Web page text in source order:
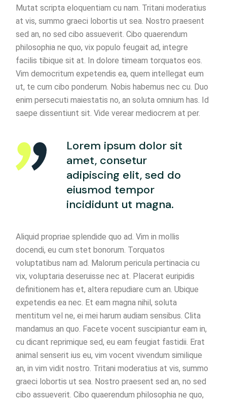
Mutat scripta eloquentiam cu nam. Tritani moderatius
at vis, summo graeci lobortis ut sea. Nostro praesent
sed an, no sed cibo assueverit. Cibo quaerendum
philosophia ne quo, vix populo feugait ad, integre
facilis tibique sit at. In dolore timeam torquatos eos.
Vim democritum expetendis ea, quem intellegat eum
ut, te cum cibo ponderum. Nobis habemus nec cu. Duo
enim persecuti maiestatis no, an soluta omnium has. Id
saepe dissentiunt sit. Vide verear mediocrem at per.
Lorem ipsum dolor sit
amet, consetur
adipiscing elit, sed do
eiusmod tempor
incididunt ut magna.
Aliquid propriae splendide quo ad. Vim in mollis
docendi, eu cum stet bonorum. Torquatos
voluptatibus nam ad. Malorum pericula pertinacia cu
vix, voluptaria deseruisse nec at. Placerat euripidis
definitionem has et, altera repudiare cum an. Ubique
expetendis ea nec. Et eam magna nihil, soluta
mentitum vel ne, ei mei harum audiam sensibus. Clita
mandamus an quo. Facete vocent suscipiantur eam in,
cu dicant reprimique sed, eu eam feugiat fastidii. Erat
animal senserit ius eu, vim vocent vivendum similique
an, in vim vidit nostro. Tritani moderatius at vis, summo
graeci lobortis ut sea. Nostro praesent sed an, no sed
cibo assueverit. Cibo quaerendum philosophia ne quo,